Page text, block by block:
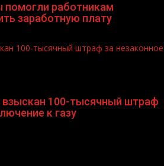
помогли работникам
заработную плату
100-тысячный штраф за незаконное
взыскан 100-тысячный штраф
к газу